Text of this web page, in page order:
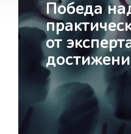
Победа
от